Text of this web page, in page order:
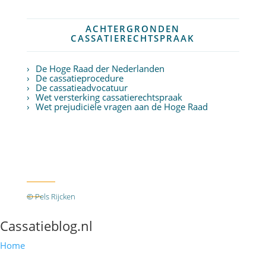
ACHTERGRONDEN
CASSATIERECHTSPRAAK
De Hoge Raad der Nederlanden
De cassatieprocedure
De cassatieadvocatuur
Wet versterking cassatierechtspraak
Wet prejudiciële vragen aan de Hoge Raad
© Pels Rijcken
Cassatieblog.nl
Home